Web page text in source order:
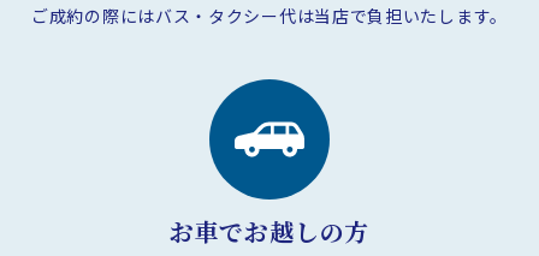
ご成約の際にはバス・タクシー代は当店で負担いたします。
お車でお越しの方